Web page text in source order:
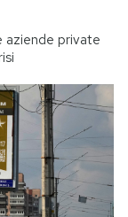
aziende private